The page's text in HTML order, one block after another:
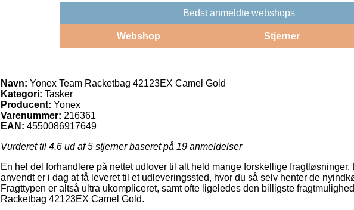
Bedst anmeldte webshops
Webshop Stjerner
Navn: Yonex Team Racketbag 42123EX Camel Gold
Kategori: Tasker
Producent: Yonex
Varenummer: 216361
EAN: 4550086917649
Vurderet til 4.6 ud af 5 stjerner baseret på 19 anmeldelser
En hel del forhandlere på nettet udlover til alt held mange forskellige fragtløsninger.
anvendt er i dag at få leveret til et udleveringssted, hvor du så selv henter de
Fragttypen er altså ultra ukompliceret, samt ofte ligeledes den billigste
Racketbag 42123EX Camel Gold.